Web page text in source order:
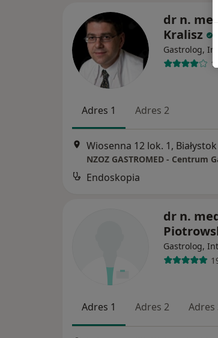
dr n.
Kralisz
Gastrolog,
Adres 1 Adres 2
Wiosenna 12 lok. 1, Białystok
NZOZ GASTROMED - Centrum
Endoskopia
dr n.
Gastrolog,
Adres 1 Adres 2 Adres